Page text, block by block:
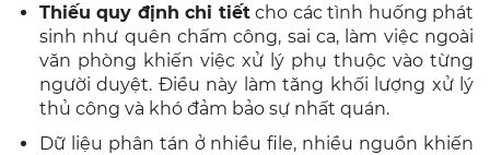
Thiếu quy định chi tiếtcho các tình huống phát
sinh như quên chấm công, sai ca, làm việc ngoài
văn phòng khiến việc xử lý phụ thuộc vào từng
người duyệt. Điều này làm tăng khối lượng xử lý
thủ công và khó đảm bảo sự nhất quán.
Dữ liệu phân tán ở nhiều file, nhiều nguồn khiến